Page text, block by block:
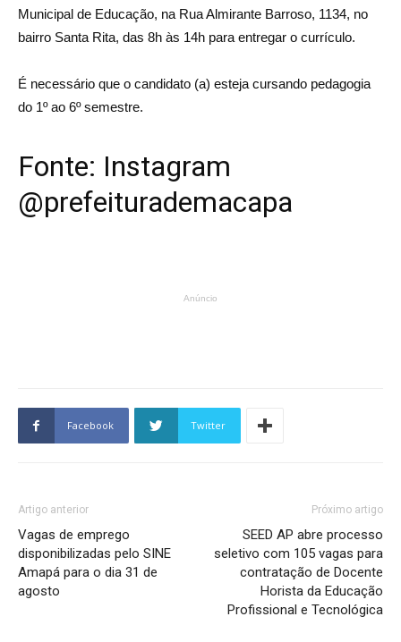
Municipal de Educação, na Rua Almirante Barroso, 1134, no
bairro Santa Rita, das 8h às 14h para entregar o currículo.
É necessário que o candidato (a) esteja cursando pedagogia
do 1º ao 6º semestre.
Fonte: Instagram
@prefeiturademacapa
Anúncio
Facebook Twitter
Artigo anterior
Vagas de emprego
disponibilizadas pelo SINE
Amapá para o dia 31 de
agosto
Próximo artigo
SEED AP abre processo
seletivo com 105 vagas para
contratação de Docente
Horista da Educação
Profissional e Tecnológica